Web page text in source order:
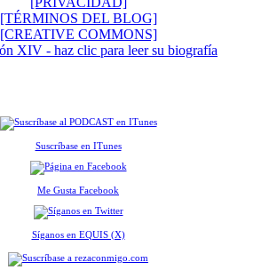
[TÉRMINOS DEL BLOG]
[CREATIVE COMMONS]
Suscríbase en ITunes
Me Gusta Facebook
Síganos en EQUIS (X)